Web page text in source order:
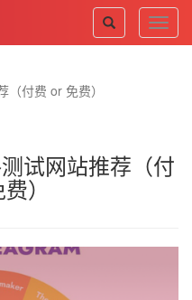
付费 or 免费）
试网站推荐（付
）